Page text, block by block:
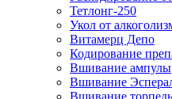
Тетлонг-250
Укол от
Витамерц Депо
Кодирование
Вшивание ампулы
Вшивание
Вшивание